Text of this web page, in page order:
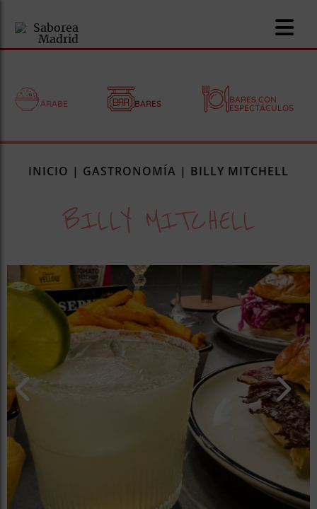
ÁRABE BARES
BARES CON
ESPECTÁCULOS
INICIO | GASTRONOMÍA | BILLY MITCHELL
BILLY MITCHELL